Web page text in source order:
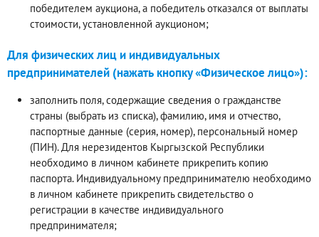
победителем аукциона, а победитель отказался от выплаты
стоимости, установленной аукционом;
Для физических лиц и индивидуальных
предпринимателей (нажать кнопку «Физическое лицо»):
заполнить поля, содержащие сведения о гражданстве
страны (выбрать из списка), фамилию, имя и отчество,
паспортные данные (серия, номер), персональный номер
(ПИН). Для нерезидентов Кыргызской Республики
необходимо в личном кабинете прикрепить копию
паспорта. Индивидуальному предпринимателю необходимо
в личном кабинете прикрепить свидетельство о
регистрации в качестве индивидуального
предпринимателя;